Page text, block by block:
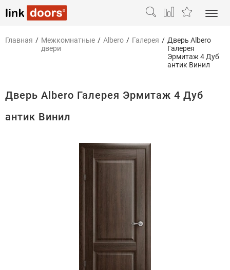
Главная / Межкомнатные
двери
/ Albero / Галерея / Дверь Albero
Галерея
Эрмитаж 4 Дуб
антик Винил
Дверь Albero Галерея Эрмитаж 4 Дуб
антик Винил